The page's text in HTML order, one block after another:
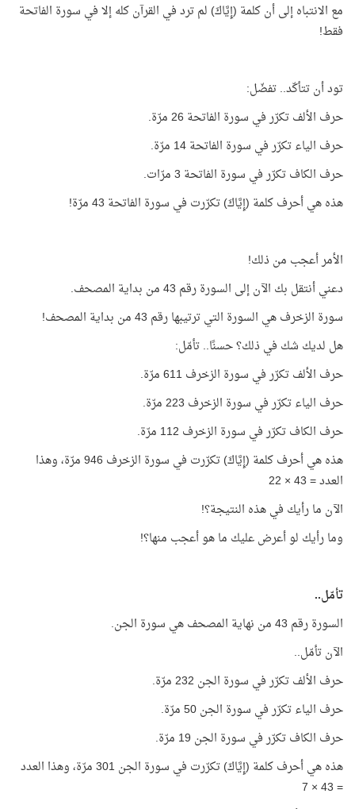
مع الانتباه إلى أن كلمة (إِيَّاكَ) لم ترد في القرآن كله إلا في سورة الفاتحة
فقط!
تود أن تتأكّد.. تفضّل:
حرف الألف تكرّر في سورة الفاتحة 26 مرّة.
حرف الياء تكرّر في سورة الفاتحة 14 مرّة.
حرف الكاف تكرّر في سورة الفاتحة 3 مرّات.
هذه هي أحرف كلمة (إِيَّاكَ) تكرّرت في سورة الفاتحة 43 مرّة!
الأمر أعجب من ذلك!
دعني أنتقل بك الآن إلى السورة رقم 43 من بداية المصحف.
سورة الزخرف هي السورة التي ترتيبها رقم 43 من بداية المصحف!
هل لديك شك في ذلك؟ حسنًا.. تأمّل:
حرف الألف تكرّر في سورة الزخرف 611 مرّة.
حرف الياء تكرّر في سورة الزخرف 223 مرّة.
حرف الكاف تكرّر في سورة الزخرف 112 مرّة.
هذه هي أحرف كلمة (إِيَّاكَ) تكرّرت في سورة الزخرف 946 مرّة، وهذا
العدد = 43 × 22
الآن ما رأيك في هذه النتيجة؟!
وما رأيك لو أعرض عليك ما هو أعجب منها؟!
تأمّل..
السورة رقم 43 من نهاية المصحف هي سورة الجن.
الآن تأمّل..
حرف الألف تكرّر في سورة الجن 232 مرّة.
حرف الياء تكرّر في سورة الجن 50 مرّة.
حرف الكاف تكرّر في سورة الجن 19 مرّة.
هذه هي أحرف كلمة (إِيَّاكَ) تكرّرت في سورة الجن 301 مرّة، وهذا العدد
= 43 × 7